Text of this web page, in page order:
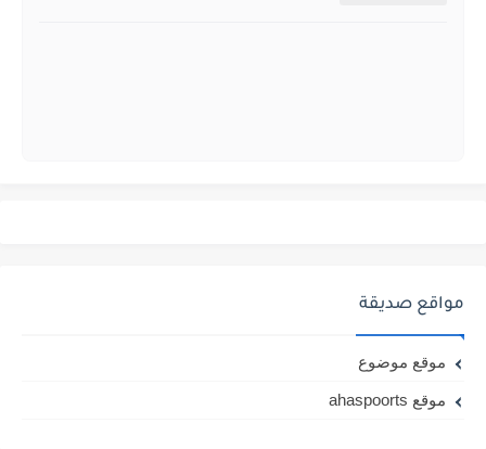
مواقع صديقة
موقع موضوع
موقع ahaspoorts